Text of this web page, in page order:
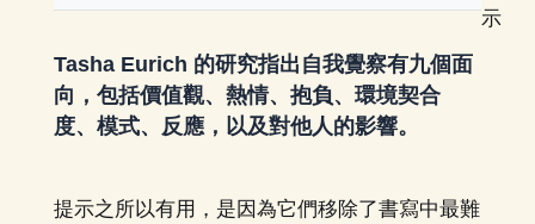
示
Tasha Eurich 的研究指出自我覺察有九個面
向，包括價值觀、熱情、抱負、環境契合
度、模式、反應，以及對他人的影響。
提示之所以有用，是因為它們移除了書寫中最難